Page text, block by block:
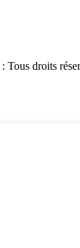
Tous droits